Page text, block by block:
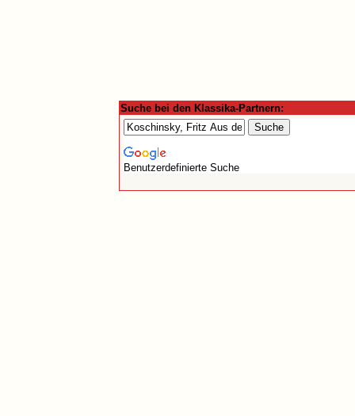
Suche bei den Klassika-Partnern:
Benutzerdefinierte Suche